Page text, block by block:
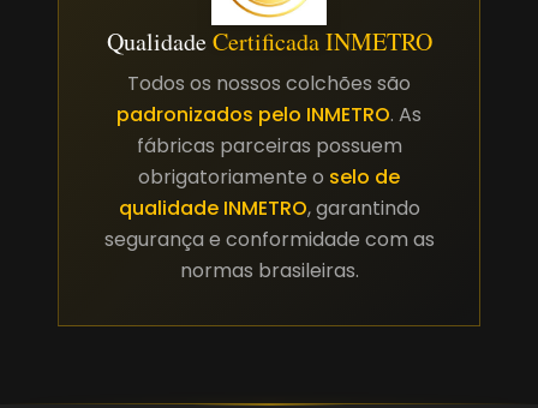
QualidadeCertificada INMETRO
Todos os nossos colchões são
padronizados pelo INMETRO. As
fábricas parceiras possuem
obrigatoriamente o selo de
qualidade INMETRO, garantindo
segurança e conformidade com as
normas brasileiras.